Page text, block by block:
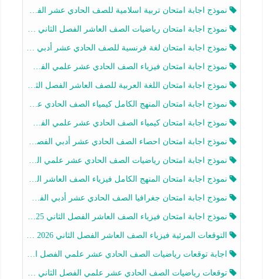
نموذج اجابة امتحان تربية اسلامية للصف الحادي عشر الفصل الثاني 2025-2026
نموذج اجابة امتحان رياضيات الصف العاشر الفصل الثاني 2025-2026
نموذج اجابة امتحان لغة فرنسية للصف الحادي عشر أدبي الفصل الثاني 2025-2026
نموذج اجابة امتحان فيزياء الصف الحادي عشر علمي الفصل الثاني 2025-2026
نموذج اجابة امتحان اللغة العربية للصف العاشر الفصل الثاني 2025-2026
نموذج اجابة امتحان المنهج الكامل كيمياء الصف الحادي عشر علمي الفصل الثاني 2025-2026
نموذج اجابة امتحان كيمياء الصف الحادي عشر علمي الفصل الثاني 2025-2026
نموذج اجابة امتحان احصاء الصف الحادي عشر أدبي الفصل الثاني 2025-2026
نموذج اجابة امتحان رياضيات الصف الحادي عشر علمي الفصل الثاني 2025-2026
نموذج اجابة امتحان المنهج الكامل فيزياء الصف العاشر الفصل الثاني 2025-2026
نموذج اجابة امتحان جغرافيا الصف الحادي عشر أدبي الفصل الثاني 2025-2026
نموذج اجابة امتحان فيزياء الصف العاشر الفصل الثاني 2025-2026
التوقعات المرئية فيزياء الصف العاشر الفصل الثاني 2026 أ هيثم الليثي
اجابة توقعات رياضيات الصف الحادي عشر علمي الفصل الثاني 2025-2026 أ عمرو فايز
توقعات رياضيات الصف الحادي عشر علمي الفصل الثاني 2025-2026 أ عمرو فايز